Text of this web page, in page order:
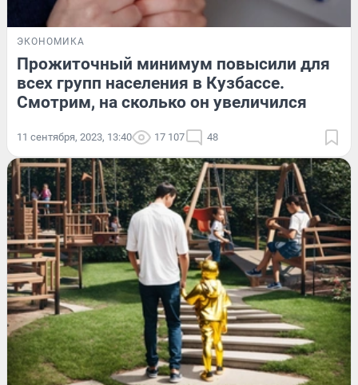
ЭКОНОМИКА
Прожиточный минимум повысили для
всех групп населения в Кузбассе.
Смотрим, на сколько он увеличился
11 сентября, 2023, 13:40 17 107 48